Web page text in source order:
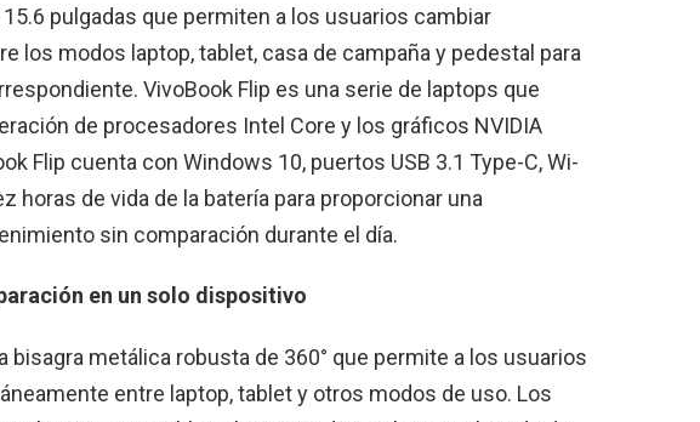
pulgadas que permiten a los usuarios cambiar
los modos laptop, tablet, casa de campaña y pedestal para
VivoBook Flip es una serie de laptops que
de procesadores Intel Core y los gráficos NVIDIA
Flip cuenta con Windows 10, puertos USB 3.1 Type-C, Wi-
horas de vida de la batería para proporcionar una
sin comparación durante el día.
en un solo dispositivo
bisagra metálica robusta de 360° que permite a los usuarios
entre laptop, tablet y otros modos de uso. Los